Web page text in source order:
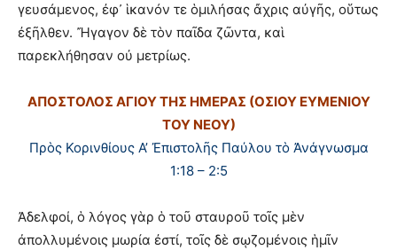
γευσάμενος, ἐφ᾿ ἱκανόν τε ὁμιλήσας ἄχρις αὐγῆς, οὕτως
ἐξῆλθεν. Ἤγαγον δὲ τὸν παῖδα ζῶντα, καὶ
παρεκλήθησαν οὐ μετρίως.
ΑΠΟΣΤΟΛΟΣ ΑΓΙΟΥ ΤΗΣ ΗΜΕΡΑΣ (ΟΣΙΟΥ ΕΥΜΕΝΙΟΥ
ΤΟΥ ΝΕΟΥ)
Πρὸς Κορινθίους Α’ Ἐπιστολῆς Παύλου τὸ Ἀνάγνωσμα
1:18 – 2:5
Ἀδελφοί, ὁ λόγος γὰρ ὁ τοῦ σταυροῦ τοῖς μὲν
ἀπολλυμένοις μωρία ἐστί, τοῖς δὲ σῳζομένοις ἡμῖν